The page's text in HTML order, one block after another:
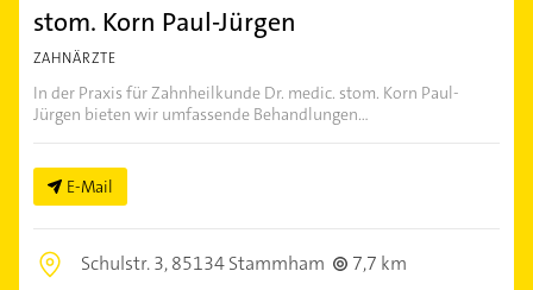
stom. Korn Paul-Jürgen
ZAHNÄRZTE
In der Praxis für Zahnheilkunde Dr. medic. stom. Korn Paul-
Jürgen bieten wir umfassende Behandlungen...
E-Mail
Schulstr. 3,85134 Stammham
7,7 km